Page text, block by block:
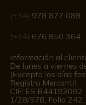
(+34) 978 877 088
(+34) 676 850 364
Información al
De lunes a viernes
(Excepto los días
Registro Mercantil
CIF: ES B44193092
1/28/578, Folio